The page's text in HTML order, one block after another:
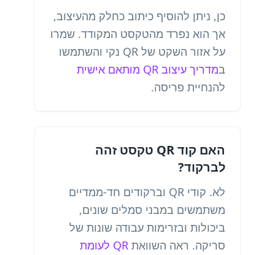
כן, ניתן להוסיף כיתוב כחלק מהעיצוב,
אך הוא נפרד מהטקסט המקודד. שמרו
על אזור השקט של QR נקי והשתמשו
במדריך עיצוב QR מותאם אישית
להנחיית פריסה.
האם קוד QR טקסט זהה
לברקוד?
לא. קודי QR וברקודים חד-ממדיים
משתמשים במבני סמלים שונים,
ביכולות ובזרימות עבודה שונות של
סריקה. ראה השוואת
QR לעומת